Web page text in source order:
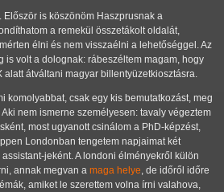
Először is köszönöm Haszprusnak a
a remekül összetákolt oldalát,
élni és nem visszaélni a lehetőséggel. Az
is volt a dolognak: rábeszéltem magam, hogy
alatt átváltani magyar billentyüzetkiosztásra.
komolyabbat, csak egy kis bemutatkozást, meg
nem ismerne személyesen: tavaly végeztem
most ugyanott csinálom a PhD-képzést,
Londonban tengetem napjaimat két
jeként. A londoni élményekről külön
annak megvan a maga helye, de időről időre
amiket le szerettem volna írni valahova,